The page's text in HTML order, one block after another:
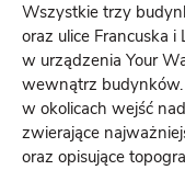
Wszystkie trzy
oraz ulice Francuska
w urządzenia Your
wewnątrz budynków.
w okolicach wejść
zwierające
oraz opisujące